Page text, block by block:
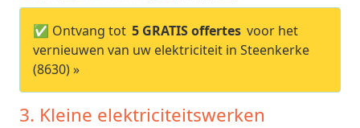
✅ Ontvang tot 5 GRATIS offertes voor het
vernieuwen van uw elektriciteit in Steenkerke
(8630) »
3. Kleine elektriciteitswerken